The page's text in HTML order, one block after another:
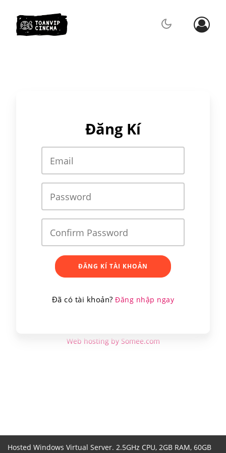
Đăng Kí
ĐĂNG KÍ TÀI KHOẢN
Đã có tài khoản? Đăng nhập ngay
Web hosting by Somee.com
Hosted Windows Virtual Server. 2.5GHz CPU, 2GB RAM, 60GB